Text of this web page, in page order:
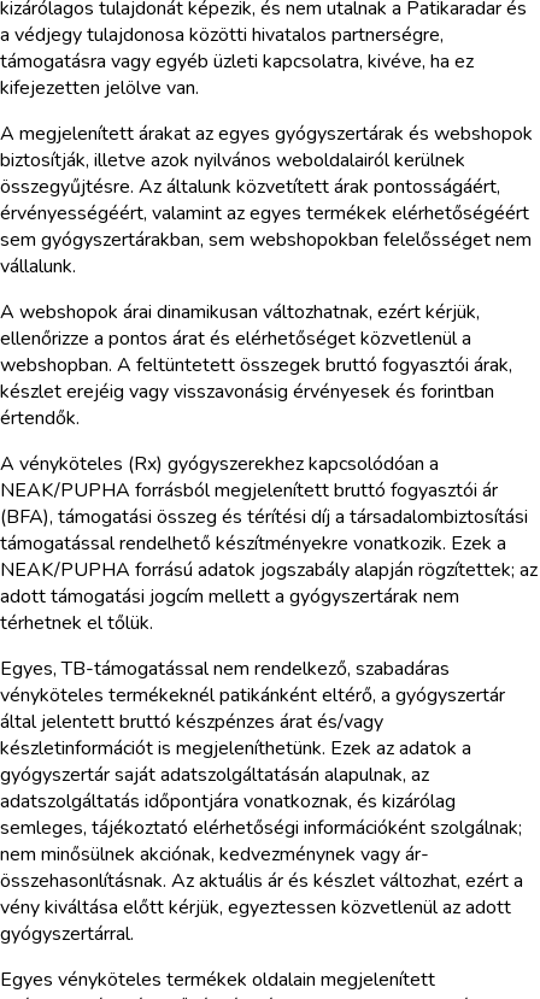
kizárólagos tulajdonát képezik, és nem utalnak a Patikaradar és
a védjegy tulajdonosa közötti hivatalos partnerségre,
támogatásra vagy egyéb üzleti kapcsolatra, kivéve, ha ez
kifejezetten jelölve van.
A megjelenített árakat az egyes gyógyszertárak és webshopok
biztosítják, illetve azok nyilvános weboldalairól kerülnek
összegyűjtésre. Az általunk közvetített árak pontosságáért,
érvényességéért, valamint az egyes termékek elérhetőségéért
sem gyógyszertárakban, sem webshopokban felelősséget nem
vállalunk.
A webshopok árai dinamikusan változhatnak, ezért kérjük,
ellenőrizze a pontos árat és elérhetőséget közvetlenül a
webshopban. A feltüntetett összegek bruttó fogyasztói árak,
készlet erejéig vagy visszavonásig érvényesek és forintban
értendők.
A vényköteles (Rx) gyógyszerekhez kapcsolódóan a
NEAK/PUPHA forrásból megjelenített bruttó fogyasztói ár
(BFA), támogatási összeg és térítési díj a társadalombiztosítási
támogatással rendelhető készítményekre vonatkozik. Ezek a
NEAK/PUPHA forrású adatok jogszabály alapján rögzítettek; az
adott támogatási jogcím mellett a gyógyszertárak nem
térhetnek el tőlük.
Egyes, TB-támogatással nem rendelkező, szabadáras
vényköteles termékeknél patikánként eltérő, a gyógyszertár
által jelentett bruttó készpénzes árat és/vagy
készletinformációt is megjeleníthetünk. Ezek az adatok a
gyógyszertár saját adatszolgáltatásán alapulnak, az
adatszolgáltatás időpontjára vonatkoznak, és kizárólag
semleges, tájékoztató elérhetőségi információként szolgálnak;
nem minősülnek akciónak, kedvezménynek vagy ár-
összehasonlításnak. Az aktuális ár és készlet változhat, ezért a
vény kiváltása előtt kérjük, egyeztessen közvetlenül az adott
gyógyszertárral.
Egyes vényköteles termékek oldalain megjelenített